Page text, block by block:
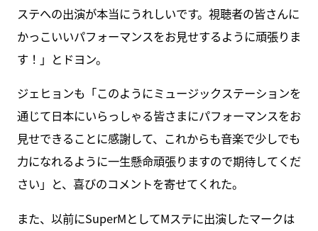
ステへの出演が本当にうれしいです。視聴者の皆さんに
かっこいいパフォーマンスをお見せするように頑張りま
す！」とドヨン。
ジェヒョンも「このようにミュージックステーションを
通じて日本にいらっしゃる皆さまにパフォーマンスをお
見せできることに感謝して、これからも音楽で少しでも
力になれるように一生懸命頑張りますので期待してくだ
さい」と、喜びのコメントを寄せてくれた。
また、以前にSuperMとしてMステに出演したマークは